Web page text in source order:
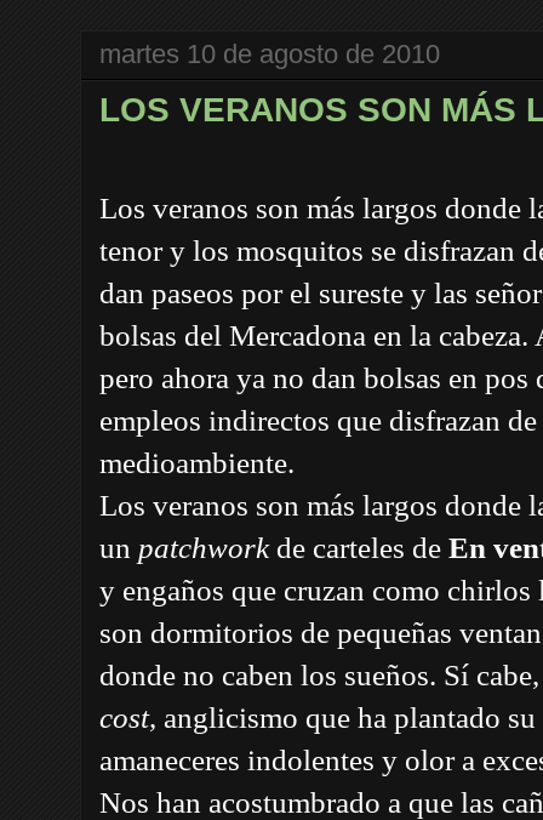
martes 10 de agosto de 2010
LOS VERANOS SON MÁS
Los veranos son más largos donde
tenor y los mosquitos se disfrazan
dan paseos por el sureste y las
bolsas del Mercadona en la
pero ahora ya no dan bolsas en
empleos indirectos que disfrazan
medioambiente.
Los veranos son más largos donde
un patchworkde carteles de En
y engaños que cruzan como chirlos
son dormitorios de pequeñas
donde no caben los sueños. Sí
cost, anglicismo que ha plantado su
amaneceres indolentes y olor a
Nos han acostumbrado a que las